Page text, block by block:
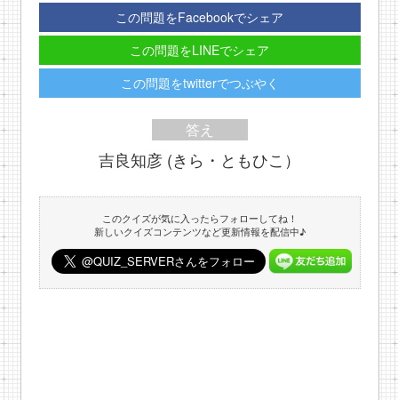
この問題をFacebookでシェア
この問題をLINEでシェア
この問題をtwitterでつぶやく
答え
吉良知彦 (きら・ともひこ）
このクイズが気に入ったらフォローしてね！
新しいクイズコンテンツなど更新情報を配信中♪